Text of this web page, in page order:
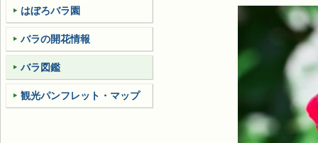
はぼろバラ園
バラの開花情報
バラ図鑑
観光パンフレット・マップ